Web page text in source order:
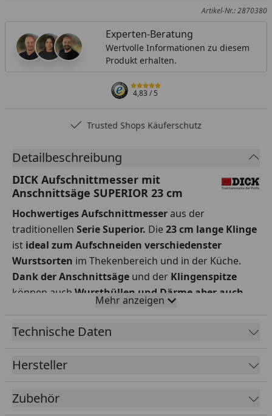
Artikel-Nr.: 2870380
Experten-Beratung
Wertvolle Informationen zu diesem
Produkt erhalten.
4,83/ 5
Trusted Shops Käuferschutz
Detailbeschreibung
DICK Aufschnittmesser mit
Anschnittsäge SUPERIOR 23 cm
Hochwertiges Aufschnittmesseraus der
traditionellen Serie Superior. Die23 cm lange Klinge
ist ideal zum Aufschneiden verschiedenster
Wurstsorten im Thekenbereich und in der Küche.
Dank der Anschnittsäge und der Klingenspitze
können auch Wursthüllen und Därme aber auch
Krusten leicht geschnitten werden.
Serie ist für den Einsatz im professionellen Bereich
konzipiert.Klassisches Design
morderner Form
sind
ohne Spaltfestmiteinander verbunden, dank dem
durchgehenden Stahl bis zum Griffende wird eine
Mehr anzeigen
Technische Daten
Hersteller
Zubehör